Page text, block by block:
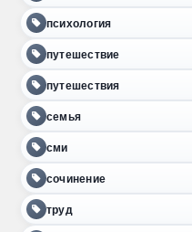
психология
путешествие
путешествия
семья
сми
сочинение
труд